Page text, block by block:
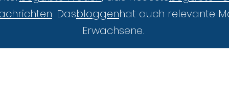
. Dasbloggenhat auch relevante
Erwachsene.